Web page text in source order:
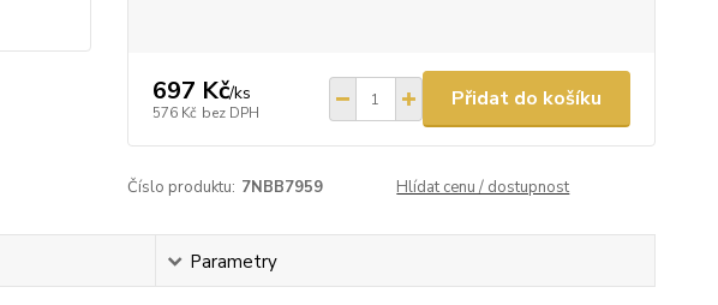
697 Kč/ks
576 Kč bez DPH
Přidat do košíku
Číslo produktu: 7NBB7959 Hlídat cenu / dostupnost
Parametry